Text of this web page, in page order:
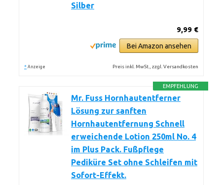
Silber
9,99 €
Bei Amazon ansehen
* Anzeige Preis inkl. MwSt., zzgl. Versandkosten
EMPFEHLUNG
Mr. Fuss Hornhautentferner
Lösung zur sanften
Hornhautentfernung Schnell
erweichende Lotion 250ml No. 4
im Plus Pack. Fußpflege
Pediküre Set ohne Schleifen mit
Sofort-Effekt.